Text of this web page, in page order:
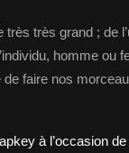
très grand ; de
homme ou
faire nos